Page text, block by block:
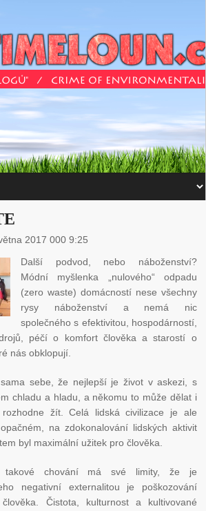
2017 000 9:25
Další podvod, nebo náboženství?
Módní myšlenka „nulového“ odpadu
(zero waste) domácností nese všechny
rysy náboženství a nemá nic
společného s efektivitou, hospodárností,
péčí o komfort člověka a starostí o
nás obklopují.
sebe, že nejlepší je život v askezi, s
chladu a hladu, a někomu to může dělat i
žít. Celá lidská civilizace je ale
na zdokonalování lidských aktivit
byl maximální užitek pro člověka.
takové chování má své limity, že je
negativní externalitou je poškozování
Čistota, kulturnost a kultivované